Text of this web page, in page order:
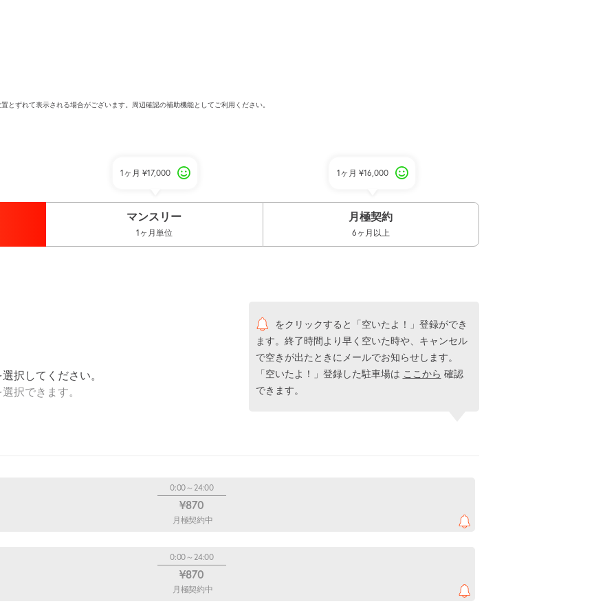
とずれて表示される場合がございます。周辺確認の補助機能としてご利用ください。
1ヶ月 ¥17,000
マンスリー
1ヶ月単位
1ヶ月 ¥16,000
月極契約
6ヶ月以上
択してください。
択できます。
をクリックすると「空いたよ！」登録ができ
ます。終了時間より早く空いた時や、キャンセル
で空きが出たときにメールでお知らせします。
「空いたよ！」登録した駐車場は ここから 確認
できます。
0:00～24:00
¥870
月極契約中
0:00～24:00
¥870
月極契約中